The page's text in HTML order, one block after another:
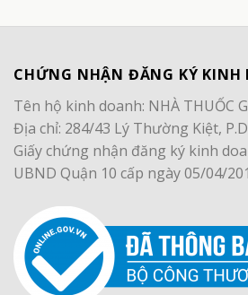
CHỨNG NHẬN ĐĂNG KÝ KINH
Tên hộ kinh doanh: NHÀ THUỐC
Địa chỉ: 284/43 Lý Thường Kiệt,
Giấy chứng nhận đăng ký kinh
UBND Quận 10 cấp ngày 05/04/